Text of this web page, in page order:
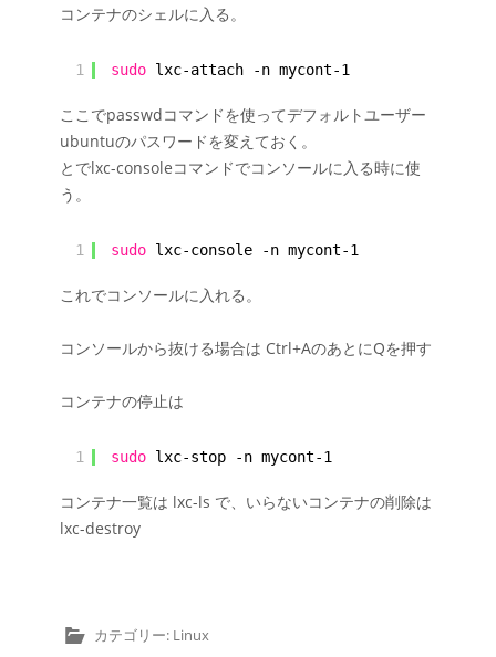
コンテナのシェルに入る。
1 sudo lxc-attach -n mycont-1
ここでpasswdコマンドを使ってデフォルトユーザー
ubuntuのパスワードを変えておく。
とでlxc-consoleコマンドでコンソールに入る時に使
う。
1 sudo lxc-console -n mycont-1
これでコンソールに入れる。
コンソールから抜ける場合は Ctrl+AのあとにQを押す
コンテナの停止は
1 sudo lxc-stop -n mycont-1
コンテナ一覧は lxc-ls で、いらないコンテナの削除は
lxc-destroy
カテゴリー: Linux